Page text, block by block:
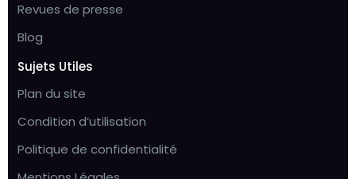
Revues de presse
Blog
Sujets Utiles
Plan du site
Condition d’utilisation
Politique de confidentialité